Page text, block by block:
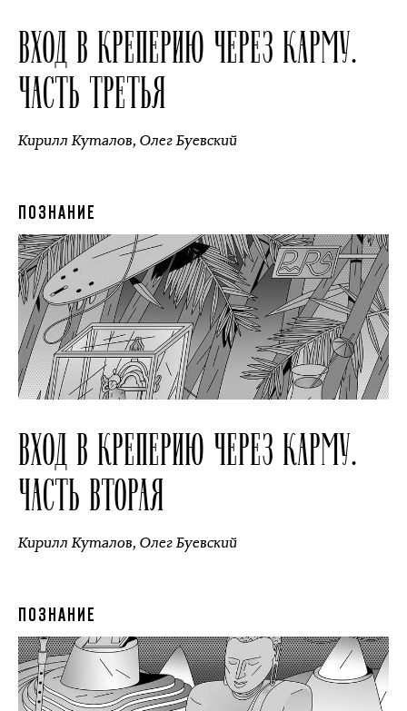
ВХОД В КРЕПЕРИЮ ЧЕРЕЗ КАРМУ.
ЧАСТЬ ТРЕТЬЯ
Кирилл Куталов, Олег Буевский
ПОЗНАНИЕ
ВХОД В КРЕПЕРИЮ ЧЕРЕЗ КАРМУ.
ЧАСТЬ ВТОРАЯ
Кирилл Куталов, Олег Буевский
ПОЗНАНИЕ